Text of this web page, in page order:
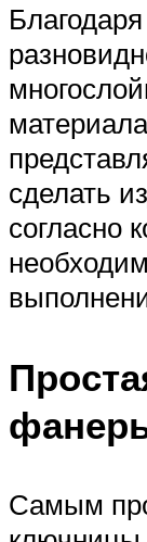
сделать
согласно
Самым